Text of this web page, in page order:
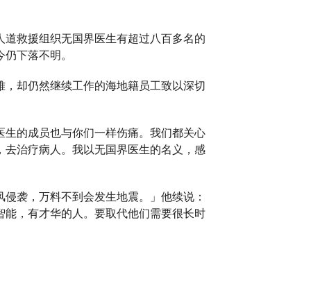
救援组织无国界医生有超过八百多名的
下落不明。
却仍然继续工作的海地籍员工致以深切
的成员也与你们一样伤痛。我们都关心
治疗病人。我以无国界医生的名义，感
袭，万料不到会发生地震。」他续说：
，有才华的人。要取代他们需要很长时